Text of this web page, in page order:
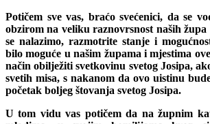
Potičem sve vas, braćo svećenici, da se
obzirom na veliku raznovrsnost naših
se nalazimo, razmotrite stanje i
bilo moguće u našim župama i mjestima
način obilježiti svetkovinu svetog Josipa,
svetih misa, s nakanom da ovo uistinu
početak boljeg štovanja svetog Josipa.
U tom vidu vas potičem da na župnim